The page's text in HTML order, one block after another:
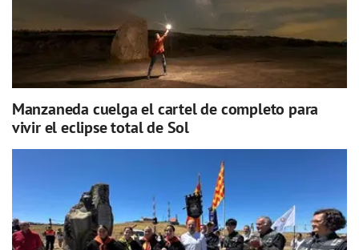
Manzaneda cuelga el cartel de completo para
vivir el eclipse total de Sol